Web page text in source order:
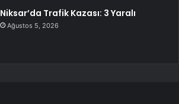
Niksar’da Trafik Kazası: 3 Yaralı
Ağustos 5, 2026